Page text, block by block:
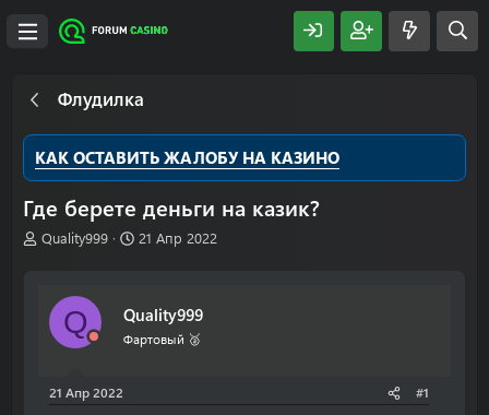
Флудилка
КАК ОСТАВИТЬ ЖАЛОБУ НА КАЗИНО
Где берете деньги на казик?
А
ы
Quality999
Д
н
а
21 Апр 2022
Q Quality999
Фартовый 🥈
21 Апр 2022 #1